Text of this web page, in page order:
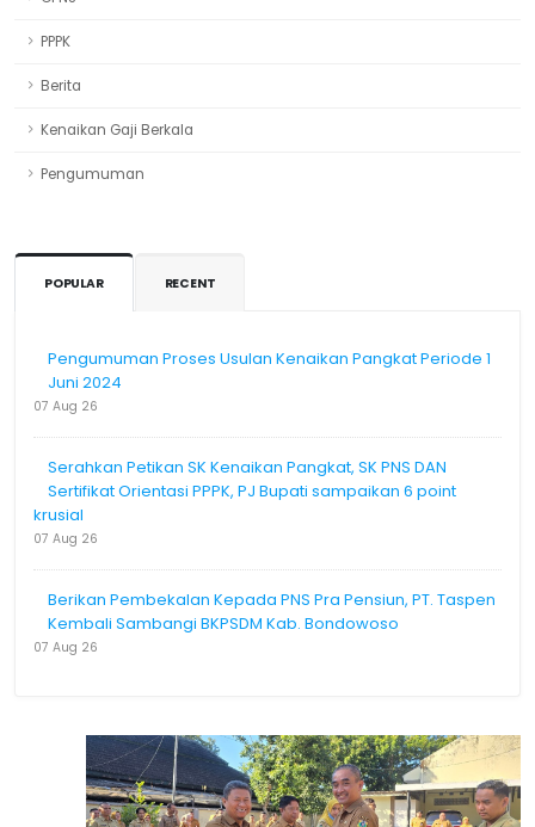
PPPK
Berita
Kenaikan Gaji Berkala
Pengumuman
POPULAR RECENT
Pengumuman Proses Usulan Kenaikan Pangkat Periode 1
Juni 2024
07 Aug 26
Serahkan Petikan SK Kenaikan Pangkat, SK PNS DAN
Sertifikat Orientasi PPPK, PJ Bupati sampaikan 6 point
krusial
07 Aug 26
Berikan Pembekalan Kepada PNS Pra Pensiun, PT. Taspen
Kembali Sambangi BKPSDM Kab. Bondowoso
07 Aug 26